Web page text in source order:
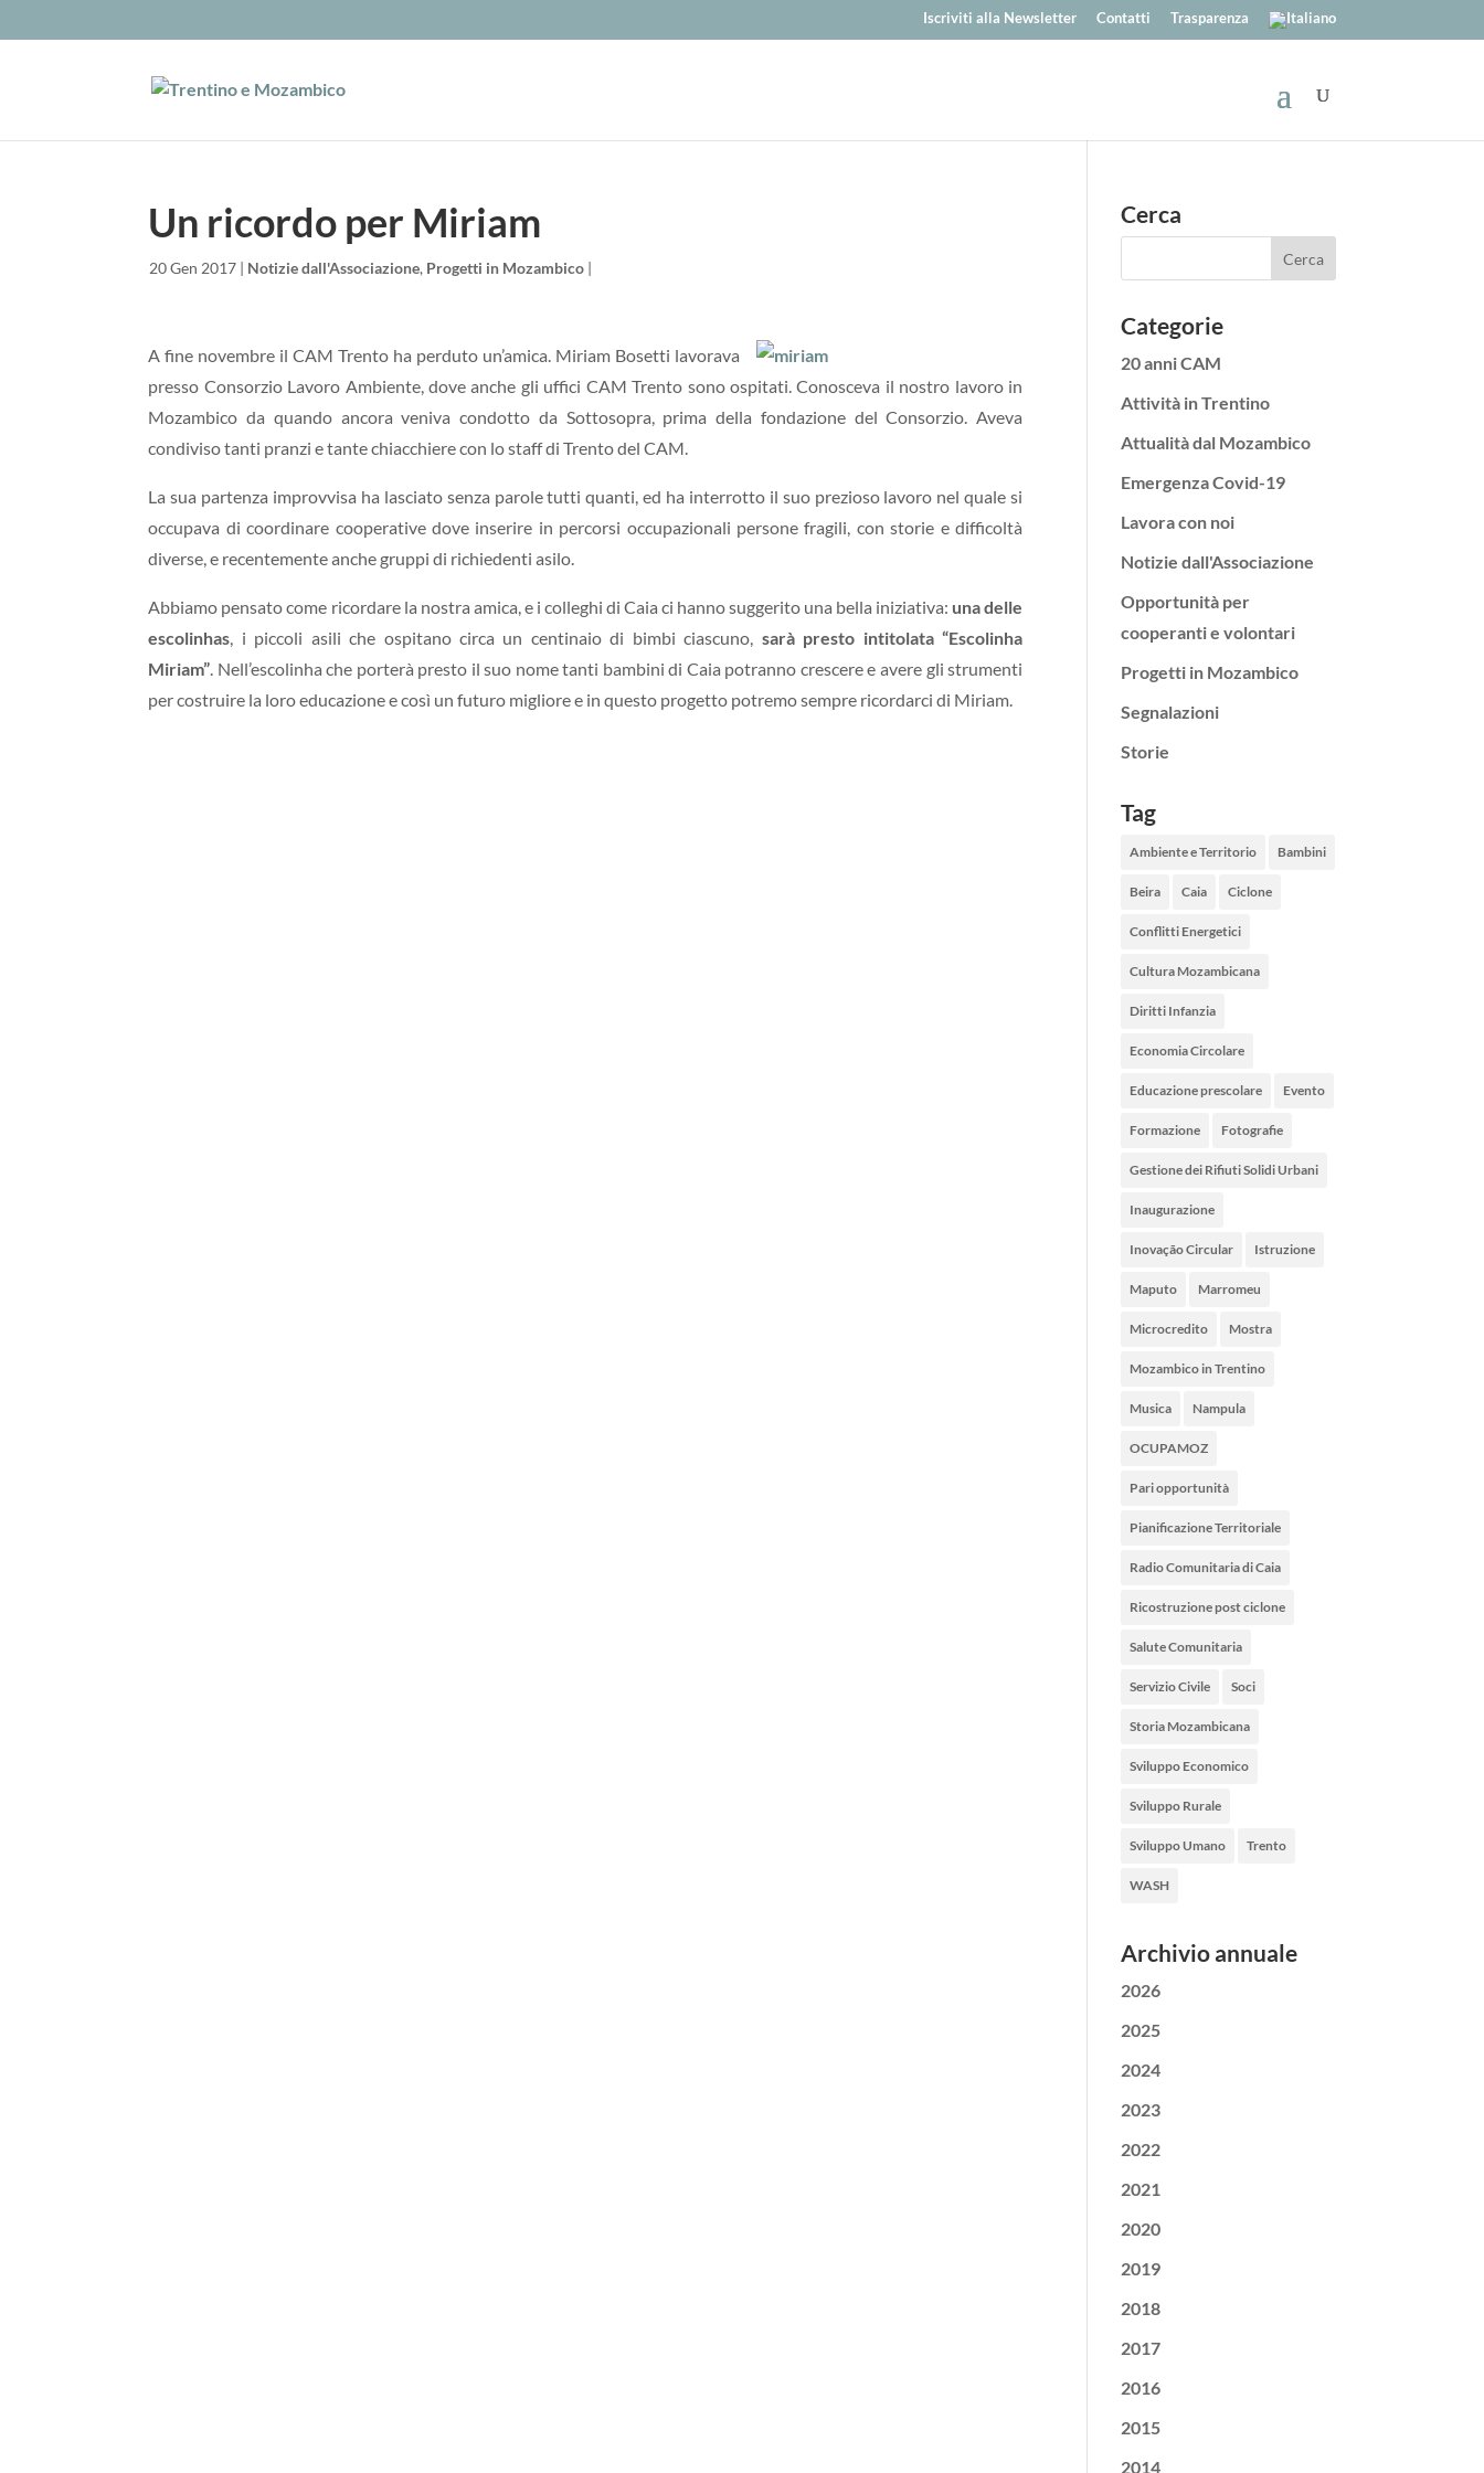
Iscriviti alla Newsletter Contatti Trasparenza
Un ricordo per Miriam
20 Gen 2017 | Notizie dall'Associazione, Progetti in Mozambico |
A fine novembre il CAM Trento ha perduto un’amica. Miriam Bosetti lavorava
presso Consorzio Lavoro Ambiente, dove anche gli uffici CAM Trento sono ospitati. Conosceva il nostro lavoro in
Mozambico da quando ancora veniva condotto da Sottosopra, prima della fondazione del Consorzio. Aveva
condiviso tanti pranzi e tante chiacchiere con lo staff di Trento del CAM.
La sua partenza improvvisa ha lasciato senza parole tutti quanti, ed ha interrotto il suo prezioso lavoro nel quale si
occupava di coordinare cooperative dove inserire in percorsi occupazionali persone fragili, con storie e difficoltà
diverse, e recentemente anche gruppi di richiedenti asilo.
Abbiamo pensato come ricordare la nostra amica, e i colleghi di Caia ci hanno suggerito una bella iniziativa: una delle
escolinhas, i piccoli asili che ospitano circa un centinaio di bimbi ciascuno, sarà presto intitolata “Escolinha
Miriam”. Nell’escolinha che porterà presto il suo nome tanti bambini di Caia potranno crescere e avere gli strumenti
per costruire la loro educazione e così un futuro migliore e in questo progetto potremo sempre ricordarci di Miriam.
Cerca
Categorie
20 anni CAM
Attività in Trentino
Attualità dal Mozambico
Emergenza Covid-19
Lavora con noi
Notizie dall'Associazione
Opportunità per
cooperanti e volontari
Progetti in Mozambico
Segnalazioni
Storie
Tag
Ambiente e Territorio Bambini
Beira Caia Ciclone
Conflitti Energetici
Cultura Mozambicana
Diritti Infanzia
Economia Circolare
Educazione prescolare Evento
Formazione Fotografie
Gestione dei Rifiuti Solidi Urbani
Inaugurazione
Inovação Circular Istruzione
Maputo Marromeu
Microcredito Mostra
Mozambico in Trentino
Musica Nampula
OCUPAMOZ
Pari opportunità
Pianificazione Territoriale
Radio Comunitaria di Caia
Ricostruzione post ciclone
Salute Comunitaria
Servizio Civile Soci
Storia Mozambicana
Sviluppo Economico
Sviluppo Rurale
Sviluppo Umano Trento
WASH
Archivio annuale
2026
2025
2024
2023
2022
2021
2020
2019
2018
2017
2016
2015
2014